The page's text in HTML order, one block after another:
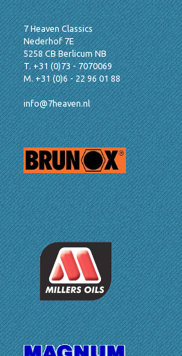
7 Heaven Classics
Nederhof 7E
5258 CB Berlicum NB
T. +31 (0)73 - 7070069
M. +31 (0)6 - 22 96 01 88
info@7heaven.nl